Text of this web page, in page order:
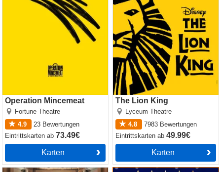
Operation Mincemeat
Fortune Theatre
4.9
23 Bewertungen
Eintrittskartenab 73.49€
Karten
The Lion King
Lyceum Theatre
4.8
7983 Bewertungen
Eintrittskartenab49.99€
Karten